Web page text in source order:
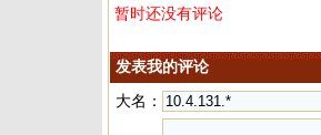
暂时还没有评论
发表我的评论
大名：